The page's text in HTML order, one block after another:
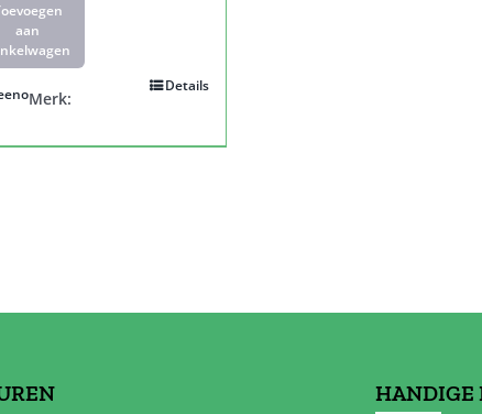
aan
Details
Merk:
HANDIGE